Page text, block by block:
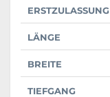
ERSTZULASSUNG
LÄNGE
BREITE
TIEFGANG